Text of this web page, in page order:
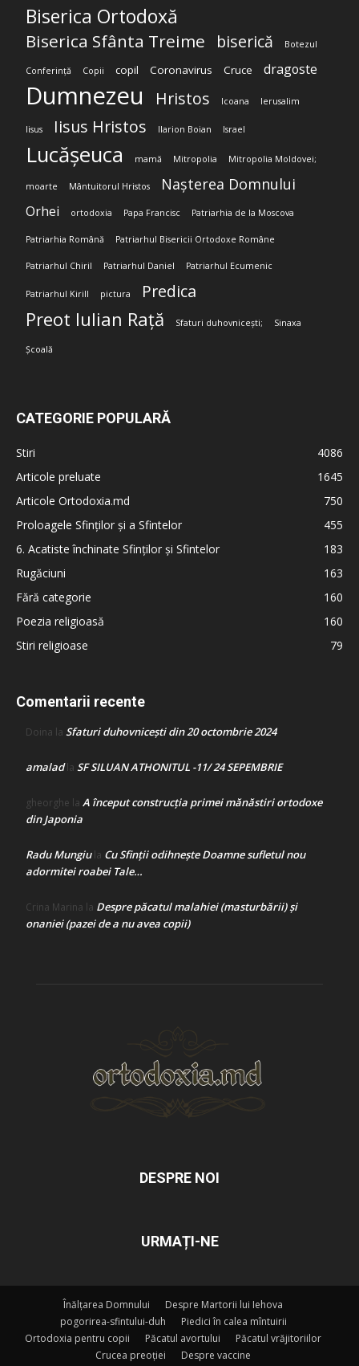
Biserica Ortodoxă
Biserica Sfânta Treime biserică Botezul
Conferință Copii copil Coronavirus Cruce dragoste
Dumnezeu Hristos Icoana Ierusalim
Iisus Iisus Hristos Ilarion Boian Israel
Lucășeuca mamă Mitropolia Mitropolia Moldovei;
moarte Mântuitorul Hristos Nașterea Domnului
Orhei ortodoxia Papa Francisc Patriarhia de la Moscova
Patriarhia Română Patriarhul Bisericii Ortodoxe Române
Patriarhul Chiril Patriarhul Daniel Patriarhul Ecumenic
Patriarhul Kirill pictura Predica
Preot Iulian Rață Sfaturi duhovnicești; Sinaxa
Școală
CATEGORIE POPULARĂ
Stiri
4086
Articole preluate
1645
Articole Ortodoxia.md
750
Proloagele Sfinților și a Sfintelor
455
6. Acatiste închinate Sfinților și Sfintelor
183
Rugăciuni
163
Fără categorie
160
Poezia religioasă
160
Stiri religioase
79
Comentarii recente
Doina la Sfaturi duhovnicești din 20 octombrie 2024
amaladla SF SILUAN ATHONITUL -11/ 24 SEPEMBRIE
gheorghe la A început construcţia primei mănăstiri ortodoxe
din Japonia
Radu Mungiula Cu Sfinții odihnește Doamne sufletul nou
adormitei roabei Tale…
Crina Marina la Despre păcatul malahiei (masturbării) şi
onaniei (pazei de a nu avea copii)
DESPRE NOI
URMAȚI-NE
Înălțarea Domnului
Despre Martorii lui Iehova
pogorirea-sfintului-duh
Piedici în calea mîntuirii
Ortodoxia pentru copii
Păcatul avortului
Păcatul vrăjitoriilor
Crucea preoției
Despre vaccine